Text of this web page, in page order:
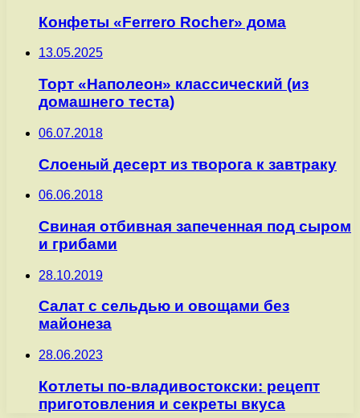
Конфеты «Ferrero Rocher» дома
13.05.2025
Торт «Наполеон» классический (из
домашнего теста)
06.07.2018
Слоеный десерт из творога к завтраку
06.06.2018
Свиная отбивная запеченная под сыром
и грибами
28.10.2019
Салат с сельдью и овощами без
майонеза
28.06.2023
Котлеты по-владивостокски: рецепт
приготовления и секреты вкуса